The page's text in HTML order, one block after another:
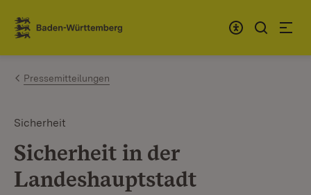
Zum Inhalt springen
Link zur Startseite
Pressemitteilungen
Sicherheit
Sicherheit in der
Landeshauptstadt